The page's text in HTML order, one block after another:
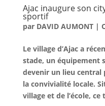
Ajac inaugure son
sportif
par DAVID AUMONT|
Le village d’Ajac a
stade, un équipement
devenir un lieu
la convivialité locale.
village et de l’école,